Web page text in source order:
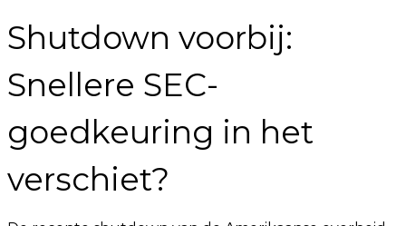
Shutdown voorbij:
Snellere SEC-
goedkeuring in het
verschiet?